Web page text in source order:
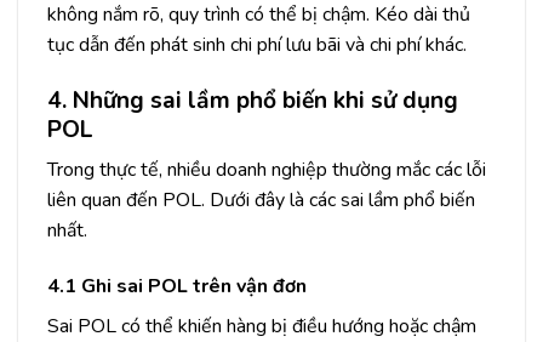
không nắm rõ, quy trình có thể bị chậm. Kéo dài thủ
tục dẫn đến phát sinh chi phí lưu bãi và chi phí khác.
4. Những sai lầm phổ biến khi sử dụng
POL
Trong thực tế, nhiều doanh nghiệp thường mắc các lỗi
liên quan đến POL. Dưới đây là các sai lầm phổ biến
nhất.
4.1 Ghi sai POL trên vận đơn
Sai POL có thể khiến hàng bị điều hướng hoặc chậm